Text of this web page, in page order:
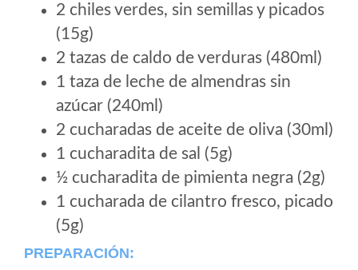
2 chiles verdes, sin semillas y picados
(15g)
2 tazas de caldo de verduras (480ml)
1 taza de leche de almendras sin
azúcar (240ml)
2 cucharadas de aceite de oliva (30ml)
1 cucharadita de sal (5g)
½ cucharadita de pimienta negra (2g)
1 cucharada de cilantro fresco, picado
(5g)
PREPARACIÓN: